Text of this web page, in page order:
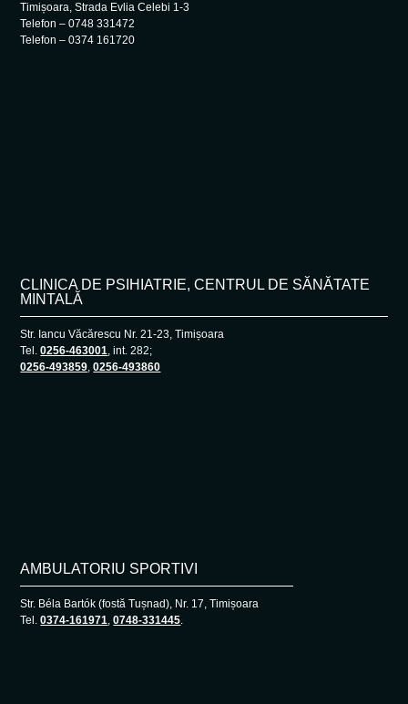
Timișoara, Strada Evlia Celebi 1-3
Telefon – 0748 331472
Telefon – 0374 161720
CLINICA DE PSIHIATRIE, CENTRUL DE SĂNĂTATE
MINTALĂ
Str. Iancu Văcărescu Nr. 21-23, Timișoara
Tel.0256-463001, int. 282;
0256-493859,0256-493860
AMBULATORIU SPORTIVI
Str. Béla Bartók (fostă Tușnad), Nr. 17, Timișoara
Tel.0374-161971,0748-331445.